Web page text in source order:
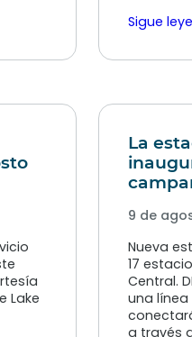
Sigue
Lake
La
9 de
Nueva
17
Central.
una línea
a través